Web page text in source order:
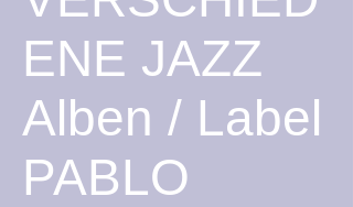
ENE JAZZ
Alben / Label
PABLO